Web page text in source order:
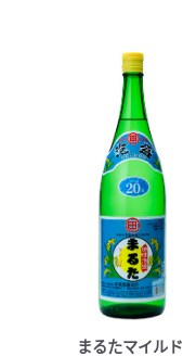
まるたマイルド